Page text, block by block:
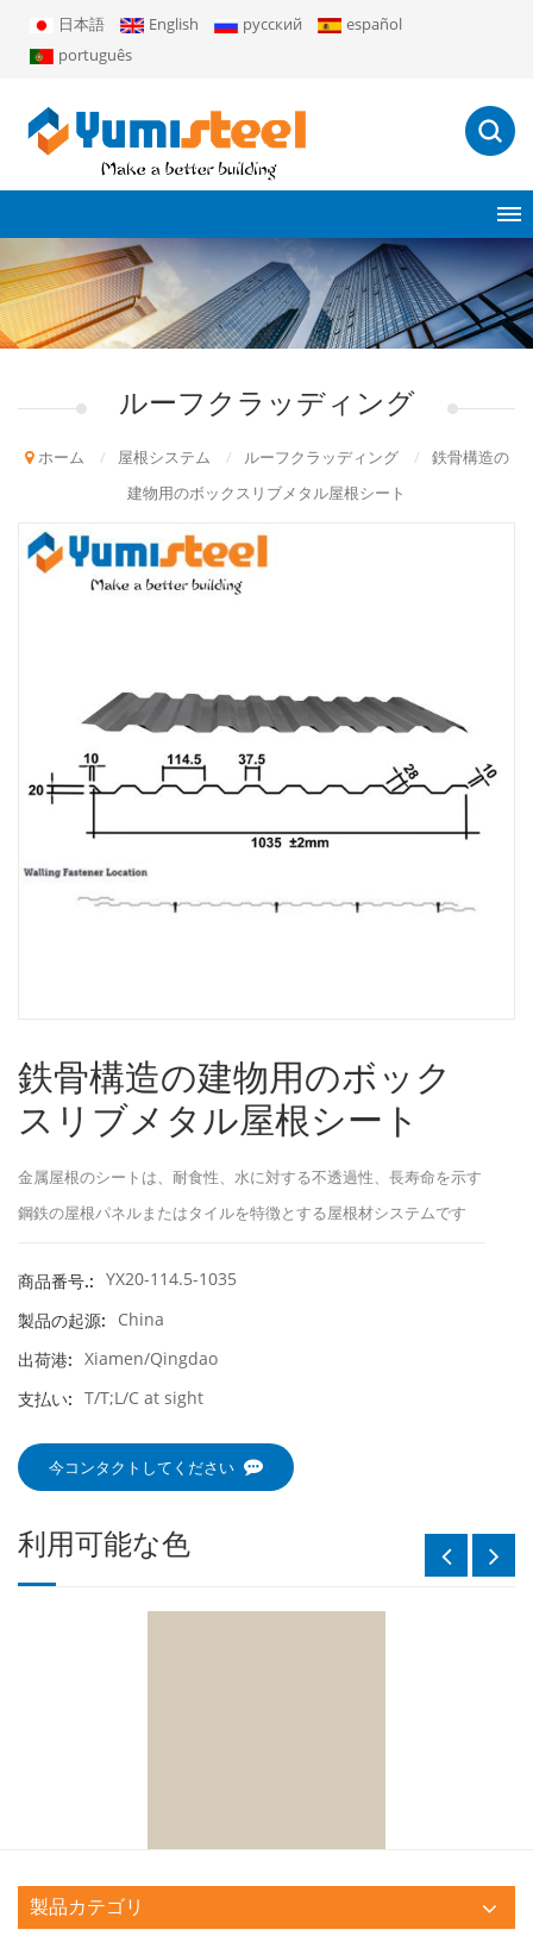
日本語 English русский
español
português
ルーフクラッディング
ホーム / 屋根システム / ルーフクラッディング /
鉄骨構造の
建物用のボックスリブメタル屋根シート
鉄骨構造の建物用のボック
スリブメタル屋根シート
金属屋根のシートは、耐食性、水に対する不透過性、長寿命を示す
鋼鉄の屋根パネルまたはタイルを特徴とする屋根材システムです
商品番号.: YX20-114.5-1035
製品の起源:
China
出荷港: Xiamen/Qingdao
支払い: T/T;L/C at sight
今コンタクトしてください
利用可能な色
製品カテゴリ